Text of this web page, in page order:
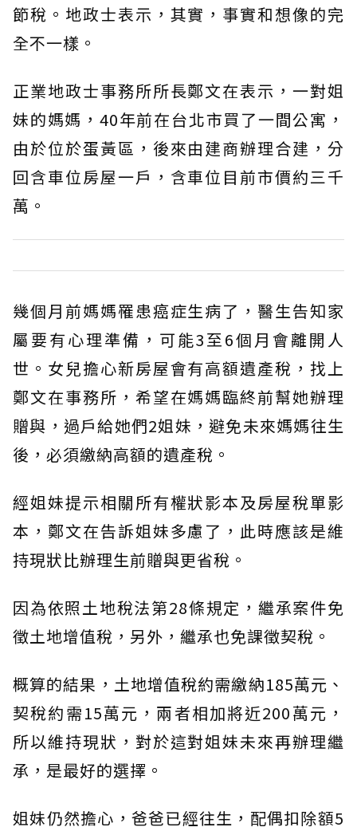
節稅。地政士表示，其實，事實和想像的完
全不一樣。
正業地政士事務所所長鄭文在表示，一對姐
妹的媽媽，40年前在台北市買了一間公寓，
由於位於蛋黃區，後來由建商辦理合建，分
回含車位房屋一戶，含車位目前市價約三千
萬。
幾個月前媽媽罹患癌症生病了，醫生告知家
屬要有心理準備，可能3至6個月會離開人
世。女兒擔心新房屋會有高額遺產稅，找上
鄭文在事務所，希望在媽媽臨終前幫她辦理
贈與，過戶給她們2姐妹，避免未來媽媽往生
後，必須繳納高額的遺產稅。
經姐妹提示相關所有權狀影本及房屋稅單影
本，鄭文在告訴姐妹多慮了，此時應該是維
持現狀比辦理生前贈與更省稅。
因為依照土地稅法第28條規定，繼承案件免
徵土地增值稅，另外，繼承也免課徵契稅。
概算的結果，土地增值稅約需繳納185萬元、
契稅約需15萬元，兩者相加將近200萬元，
所以維持現狀，對於這對姐妹未來再辦理繼
承，是最好的選擇。
姐妹仍然擔心，爸爸已經往生，配偶扣除額5